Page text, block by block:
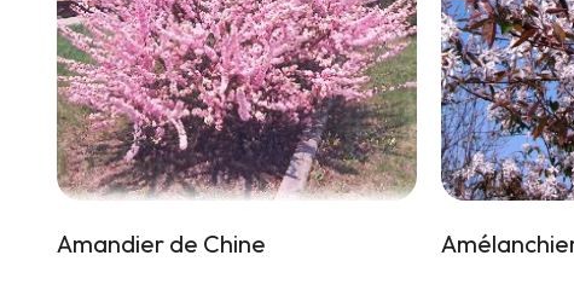
Amandier de Chine